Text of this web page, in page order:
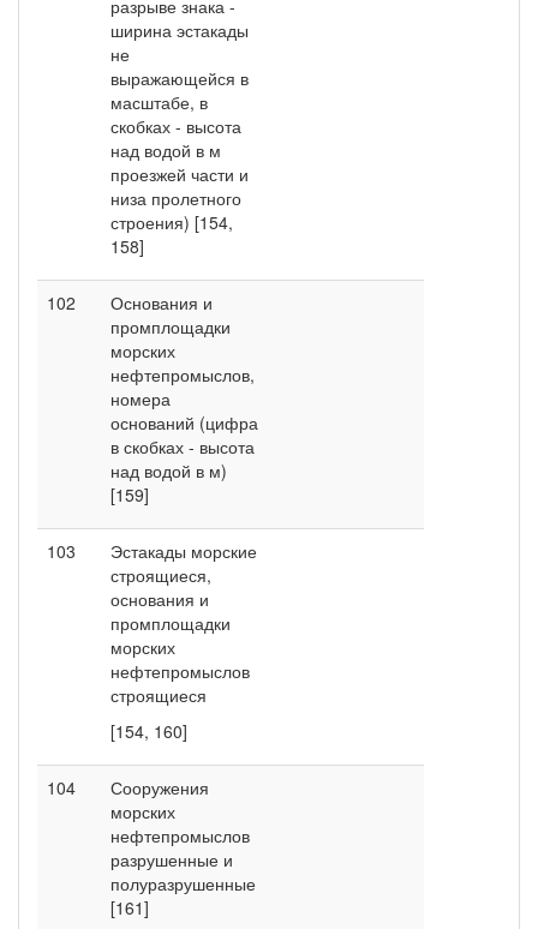
разрыве знака -
ширина эстакады
не
выражающейся в
масштабе, в
скобках - высота
над водой в м
проезжей части и
низа пролетного
строения) [154,
158]
102
Основания и
промплощадки
морских
нефтепромыслов,
номера
оснований (цифра
в скобках - высота
над водой в м)
[159]
103
Эстакады морские
строящиеся,
основания и
промплощадки
морских
нефтепромыслов
строящиеся
[154, 160]
104
Сооружения
морских
нефтепромыслов
разрушенные и
полуразрушенные
[161]